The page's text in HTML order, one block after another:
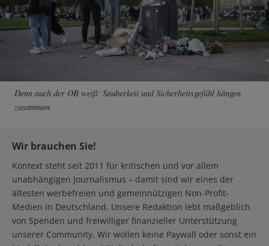
Denn auch der OB weiß: Sauberkeit und Sicherheitsgefühl hängen
zusammen.
Wir brauchen Sie!
Kontext steht seit 2011 für kritischen und vor allem
unabhängigen Journalismus – damit sind wir eines der
ältesten werbefreien und gemeinnützigen Non-Profit-
Medien in Deutschland. Unsere Redaktion lebt maßgeblich
von Spenden und freiwilliger finanzieller Unterstützung
unserer Community. Wir wollen keine Paywall oder sonst ein